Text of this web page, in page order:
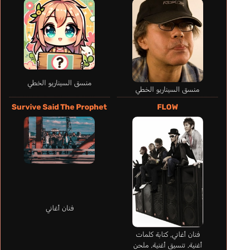
منسق السيناريو الخطي
منسق السيناريو الخطي
FLOW
فنان أغاني, كتابة كلمات
أغنية, تنسيق أغنية, ملحن
Survive Said The Prophet
فنان أغاني
Lelouch
Fukuyama Jun
Ohara Sayaka
Esteve Álvaro
Koshimizu Ami